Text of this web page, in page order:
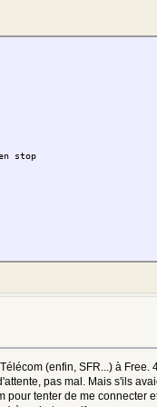
By Request"
v/([\w-
url]$1',
>',
>',
stop
(enfin, SFR...) à Free.
pas mal. Mais s'ils
tenter de me connecter